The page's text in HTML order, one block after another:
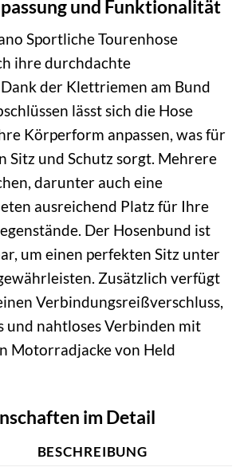
und Funktionalität
Sportliche Tourenhose
ihre durchdachte
der Klettriemen am Bund
lässt sich die Hose
Körperform anpassen, was für
Sitz und Schutz sorgt. Mehrere
darunter auch eine
ausreichend Platz für Ihre
Der Hosenbund ist
um einen perfekten Sitz unter
Zusätzlich verfügt
Verbindungsreißverschluss,
und nahtloses Verbinden mit
Motorradjacke von Held
im Detail
BESCHREIBUNG